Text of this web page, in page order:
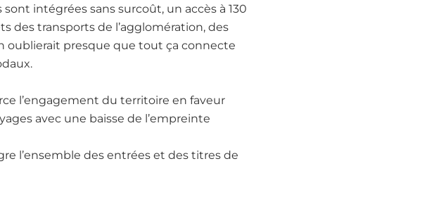
intégrées sans surcoût, un accès à 130
des transports de l’agglomération, des
oublierait presque que tout ça connecte
l’engagement du territoire en faveur
avec une baisse de l’empreinte
l’ensemble des entrées et des titres de